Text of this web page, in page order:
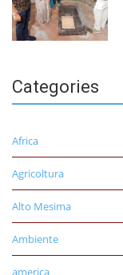
Categories
Africa
Agricoltura
Alto Mesima
Ambiente
america